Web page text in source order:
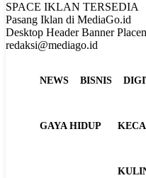
SPACE IKLAN TERSEDIA
Pasang Iklan di MediaGo.id
Desktop Header Banner
redaksi@mediago.id
NEWS BISNIS
GAYA HIDUP